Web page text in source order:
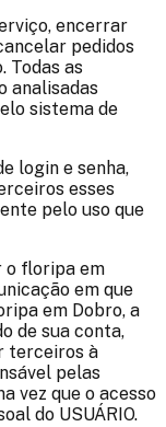
encerrar
pedidos
Todas as
analisadas
sistema de
login e senha,
esses
pelo uso que
o floripa em
em que
em Dobro, a
de sua conta,
terceiros à
pelas
vez que o acesso
do USUÁRIO.